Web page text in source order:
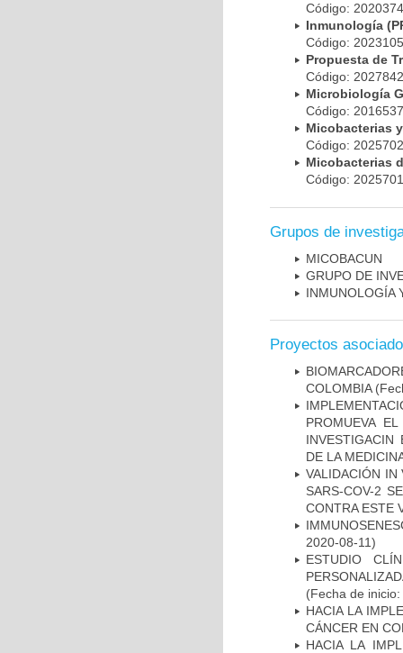
Código:
Inmunología
Código:
Propuesta de
Código:
Microbiología
Código:
Micobacterias
Código:
Micobacterias
Código:
Grupos de
MICOBAC­UN
GRUPO DE
INMUNOLOGÍA
Proyectos
COLOMBIA
PROMUEVA
INVESTIGACIN
DE LA
VALIDACIÓN IN
SARS-COV-2
CONTRA ESTE
2020-08-11)
ESTUDIO
(Fecha de
HACIA LA
CÁNCER EN
HACIA LA